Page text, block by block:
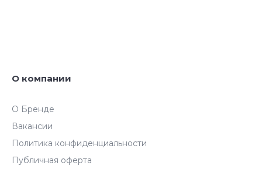
О компании
О Бренде
Вакансии
Политика конфиденциальности
Публичная оферта